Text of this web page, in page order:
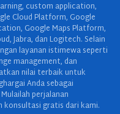
custom application,
Cloud Platform, Google
Google Maps Platform,
Jabra, dan Logitech. Selain
layanan istimewa seperti
management, dan
nilai terbaik untuk
Anda sebagai
perjalanan
konsultasi gratis dari kami.